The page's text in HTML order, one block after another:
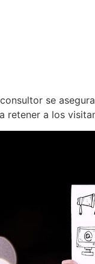
se
retener a los